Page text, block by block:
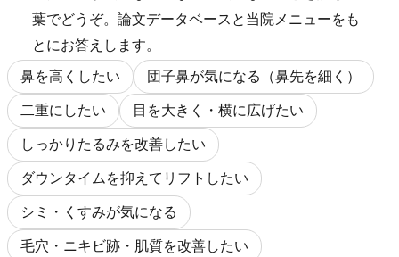
葉でどうぞ。論文データベースと当院メニューをも
とにお答えします。
鼻を高くしたい 団子鼻が気になる（鼻先を細く）
二重にしたい 目を大きく・横に広げたい
しっかりたるみを改善したい
ダウンタイムを抑えてリフトしたい
シミ・くすみが気になる
毛穴・ニキビ跡・肌質を改善したい